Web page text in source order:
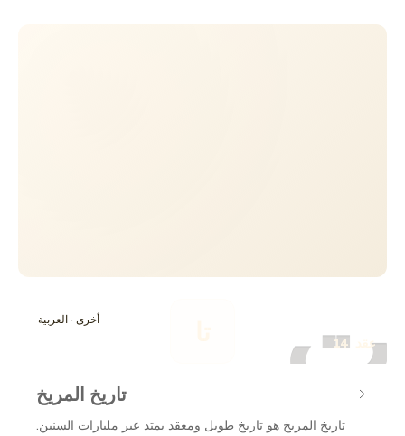
ت أخرى · العربية
14 عقد
تاريخ المريخ
تاريخ المريخ هو تاريخ طويل ومعقد يمتد عبر مليارات السنين.